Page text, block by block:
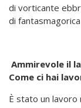
di vorticante
di
Ammirevole il
Come ci hai
È stato un